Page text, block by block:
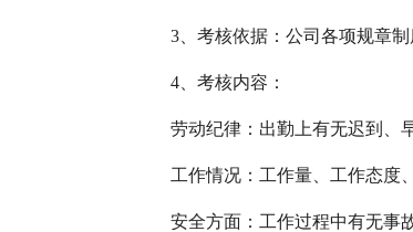
3、考核依据：公司各项规章
4、考核内容：
劳动纪律：出勤上有无迟到、
工作情况：工作量、工作态度
安全方面：工作过程中有无事